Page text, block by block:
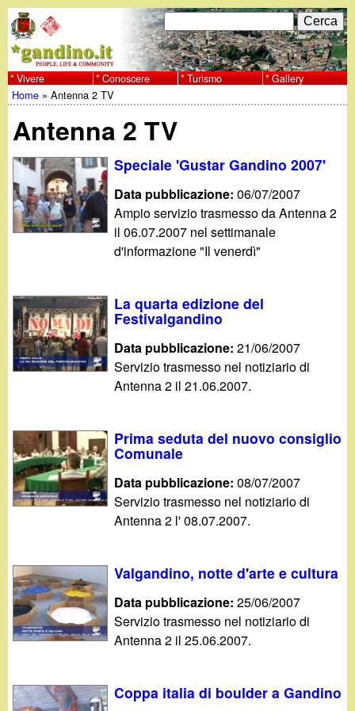
al
contenuto
principale
w
w
w
.
g
n
d
n
o
.
t
F
o
r
m
d
i
r
i
e
r
c
C
e
r
c
Vivere Conoscere Turismo Gallery
Tu
sei
qui
Home »Antenna 2 TV
Antenna 2 TV
Speciale 'Gustar Gandino 2007'
Data pubblicazione:06/07/2007
Ampio servizio trasmesso da Antenna 2
il 06.07.2007 nel settimanale
d'informazione "Il venerdì"
La quarta edizione del
Festivalgandino
Data pubblicazione:21/06/2007
Servizio trasmesso nel notiziario di
Antenna 2 il 21.06.2007.
Prima seduta del nuovo consiglio
Comunale
Data pubblicazione:08/07/2007
Servizio trasmesso nel notiziario di
Antenna 2 l' 08.07.2007.
Valgandino, notte d'arte e cultura
Data pubblicazione:25/06/2007
Servizio trasmesso nel notiziario di
Antenna 2 il 25.06.2007.
Coppa italia di boulder a Gandino